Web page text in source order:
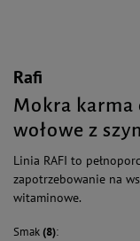
Rafi
Mokra karma
wołowe z
Linia RAFI to
zapotrzebowanie na
witaminowe.
Smak(8)